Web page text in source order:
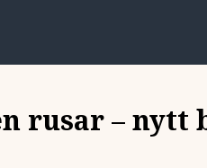
rusar – nytt